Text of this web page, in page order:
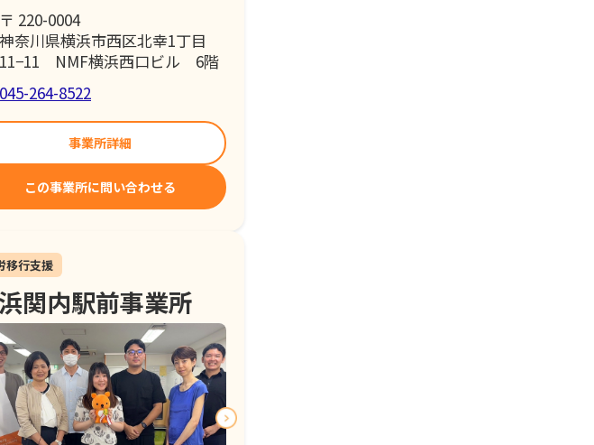
〒 220-0004
神奈川県横浜市西区北幸1丁目
11−11 NMF横浜西口ビル 6階
045-264-8522
事業所詳細
この事業所に問い合わせる
移行支援
関内駅前事業所